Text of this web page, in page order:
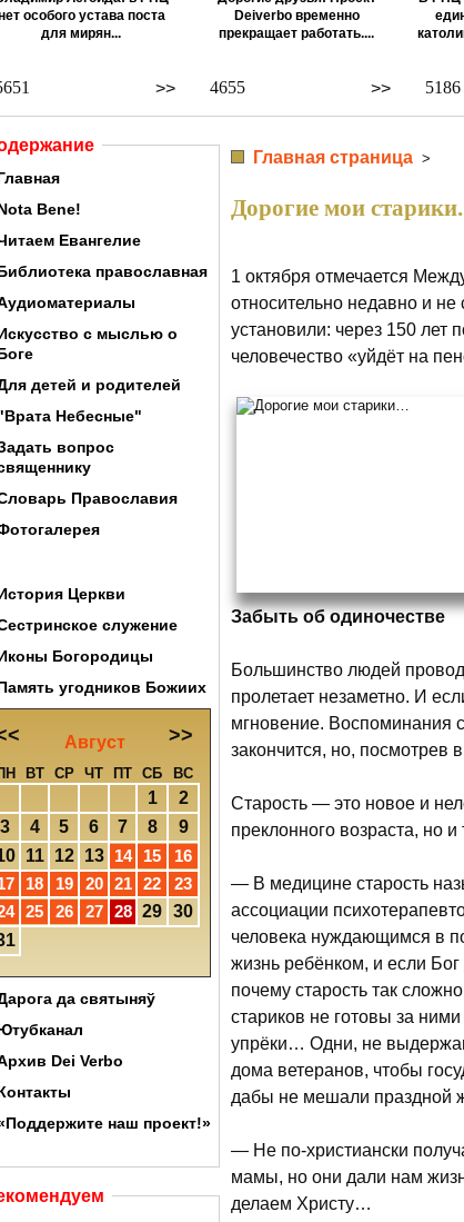
особого устава поста
для мирян...
>>
Deiverbo временно
прекращает работать....
>>
4655 5186
Bene!
Евангелие
православная
с мыслью о
детей и родителей
Небесные"
вопрос
Православия
Церкви
служение
Богородицы
угодников Божиих
>>
Август
ВТ СР ЧТ ПТ СБ ВС
1
2
3
4 5 6 7 8
9
11 12 13 14 15
16
18 19 20 21 22
23
25 26 27 28 29 30
да святыняў
Dei Verbo
наш проект!»
Главная страница >
Дорогие мои
1 октября отмечается
относительно недавно и
установили: через 150 лет
человечество «уйдёт на
Забыть об одиночестве
Большинство людей
пролетает незаметно. И
мгновение. Воспоминания
закончится, но, посмотрев
Старость — это новое и
преклонного возраста, но и
— В медицине старость
ассоциации
человека нуждающимся в
жизнь ребёнком, и если
почему старость так
стариков не готовы за
упрёки… Одни, не
дома ветеранов, чтобы
дабы не мешали праздной
— Не по-христиански
мамы, но они дали нам
делаем Христу…